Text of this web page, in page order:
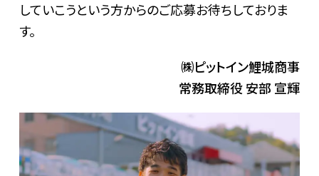
していこうという方からのご応募お待ちしておりま
す。
㈱ピットイン鯉城商事
常務取締役 安部 宣輝